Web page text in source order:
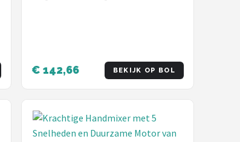
€ 142,66 BEKIJK OP BOL